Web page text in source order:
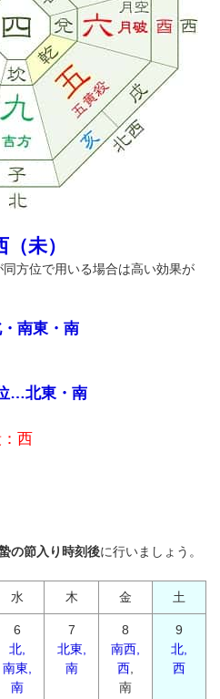
（未）
方位で用いる場合は高い効果が
南東・南
…北東・南
西
の節入り時刻後に行いましょう。
水 木 金 土
6
北,
南東,
南
7
北東,
南
8
南西,
西
南
9
北,
西